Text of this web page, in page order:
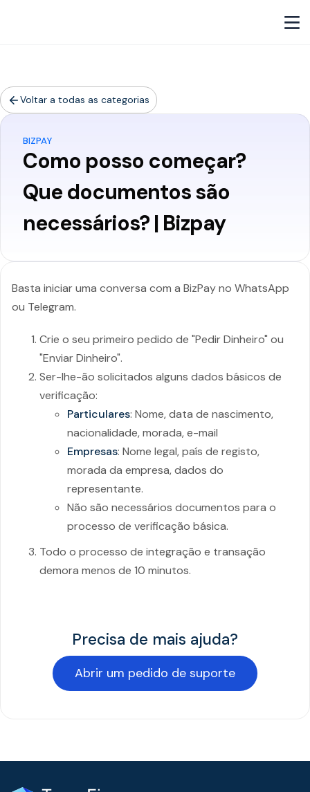
Voltar a todas as categorias
BIZPAY
Como posso começar?
Que documentos são
necessários? | Bizpay
Basta iniciar uma conversa com a BizPay no WhatsApp
ou Telegram.
Crie o seu primeiro pedido de "Pedir Dinheiro" ou
"Enviar Dinheiro".
Ser-lhe-ão solicitados alguns dados básicos de
verificação:
Particulares: Nome, data de nascimento,
nacionalidade, morada, e-mail
Empresas: Nome legal, país de registo,
morada da empresa, dados do
representante.
Não são necessários documentos para o
processo de verificação básica.
Todo o processo de integração e transação
demora menos de 10 minutos.
Precisa de mais ajuda?
Abrir um pedido de suporte